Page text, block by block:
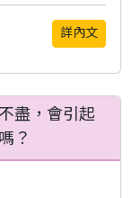
詳內文
盡，會引起
？